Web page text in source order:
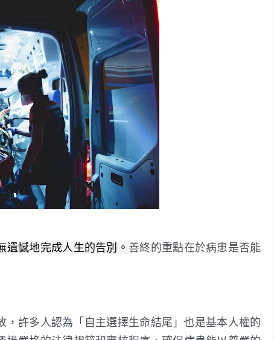
遺憾地完成人生的告別。 善終的重點在於病患是否能
許多人認為「自主選擇生命結尾」也是基本人權的